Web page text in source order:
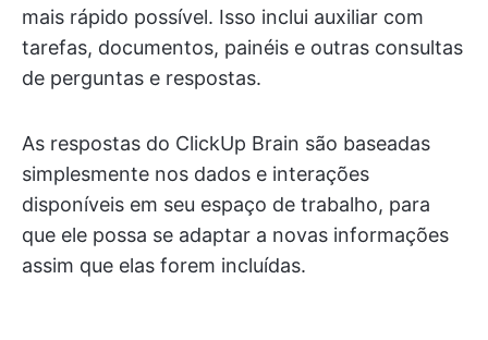
mais rápido possível. Isso inclui auxiliar com
tarefas, documentos, painéis e outras consultas
de perguntas e respostas.
As respostas do ClickUp Brain são baseadas
simplesmente nos dados e interações
disponíveis em seu espaço de trabalho, para
que ele possa se adaptar a novas informações
assim que elas forem incluídas.